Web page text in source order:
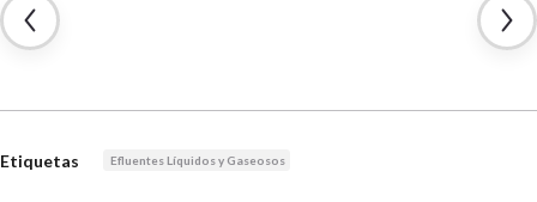
Etiquetas Efluentes Líquidos y Gaseosos